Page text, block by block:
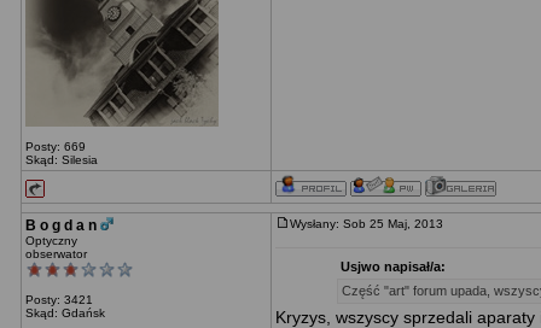
Posty: 669
Skąd: Silesia
B o g d a n
Optyczny
obserwator
Posty: 3421
Skąd: Gdańsk
Wysłany: Sob 25 Maj, 2013
Usjwo napisał/a:
Część "art" forum upada,
Kryzys, wszyscy sprzedali